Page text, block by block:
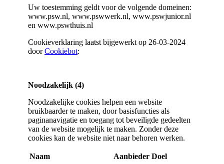
Uw toestemming geldt voor de volgende domeinen:
www.psw.nl, www.pswwerk.nl, www.pswjunior.nl
en www.pswthuis.nl
Cookieverklaring laatst bijgewerkt op 26-03-2024
doorCookiebot:
Noodzakelijk (4)
Noodzakelijke cookies helpen een website
bruikbaarder te maken, door basisfuncties als
paginanavigatie en toegang tot beveiligde gedeelten
van de website mogelijk te maken. Zonder deze
cookies kan de website niet naar behoren werken.
Naam Aanbieder Doel